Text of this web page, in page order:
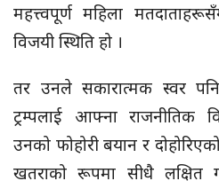
महत्त्वपूर्ण महिला
विजयी स्थिति हो ।
तर उनले सकारात्मक स्वर पनि
ट्रम्पलाई आफ्ना राजनीतिक
उनको फोहोरी बयान र
खतराको रूपमा सीधै लक्षित